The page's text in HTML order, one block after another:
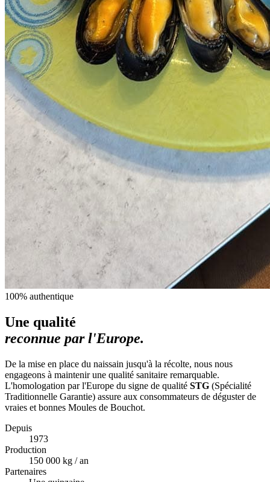
100% authentique
Une qualité
reconnue par l'Europe.
De la mise en place du naissain jusqu'à la récolte, nous nous
engageons à maintenir une qualité sanitaire remarquable.
L'homologation par l'Europe du signe de qualité STG (Spécialité
Traditionnelle Garantie) assure aux consommateurs de déguster de
vraies et bonnes Moules de Bouchot.
Depuis
1973
Production
150 000 kg / an
Partenaires